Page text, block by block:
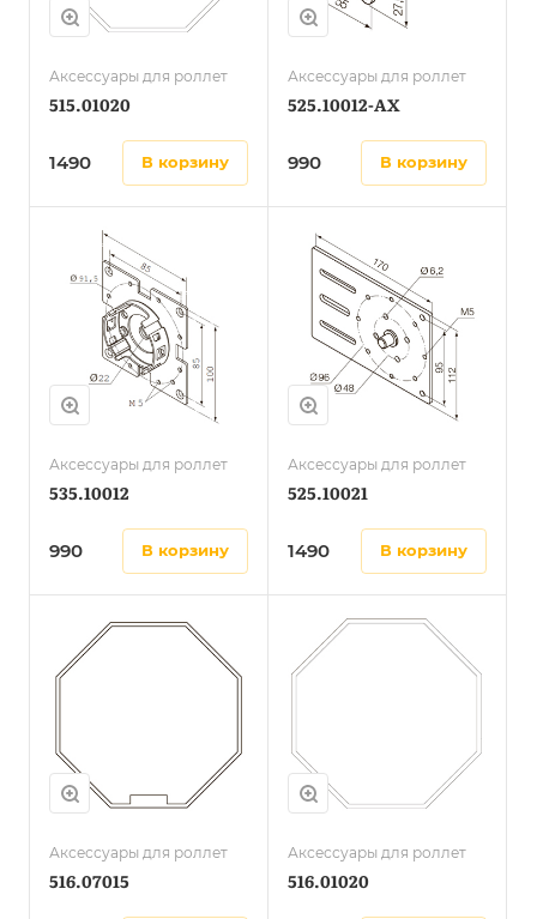
Аксессуары для роллет
515.01020
1490 в корзину
Аксессуары для роллет
525.10012-AX
990 в корзину
Аксессуары для роллет
535.10012
990 в корзину
Аксессуары для роллет
525.10021
1490 в корзину
Аксессуары для роллет
516.07015
Аксессуары для роллет
516.01020